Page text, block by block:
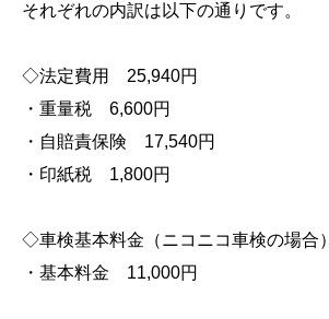
それぞれの内訳は以下の通りです。
◇法定費用 25,940円
・重量税 6,600円
・自賠責保険 17,540円
・印紙税 1,800円
◇車検基本料金（ニコニコ車検の場合）
・基本料金 11,000円